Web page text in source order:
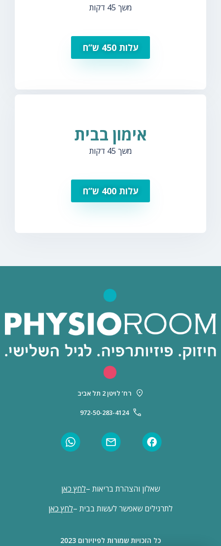
משך 45 דקות
עלות 450 ש”ח
אימון בבית
משך 45 דקות
עלות 400 ש”ח
רח’ לויטן 2 תל אביב
972-50-283-4124
שאלון והצהרת בריאות –לחץ כאן
לתרגילים שאפשר לעשות בבית –לחץ כאן
כל הזכויות שמורות לפיזיורום 2023